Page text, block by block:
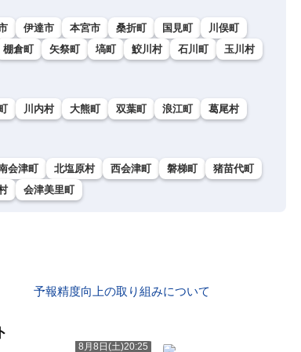
伊達市 本宮市 桑折町 国見町
川俣町
棚倉町 矢祭町 塙町 鮫川村 石川町
玉川村
川内村 大熊町 双葉町 浪江町
葛尾村
会津町 北塩原村 西会津町 磐梯町
猪苗代町
会津美里町
予報精度向上の取り組みについて
8月8日(土)20:25